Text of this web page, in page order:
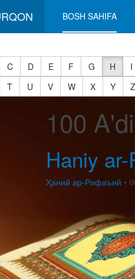
BOSH SAHIFA
C D E F G H I
T U V W X Y Z
100
Haniy
Ҳаний ар-Рифаъий •